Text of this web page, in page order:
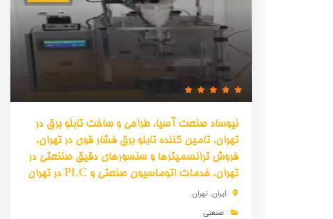
نیوساد صنعت آسیا، طراحی و ساخت تابلو برق در
تهران، تامین کننده تابلو برق فشار قوی در تهران،
فروش ترانسمیترها و سنسورهای دقیق صننعتی در
تهران، خدمات اتوماسیون صنعتی و PLC در تهران
ایران, تهران
صنعتی